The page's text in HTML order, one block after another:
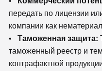
передать по лицензии
компании как
• Таможенная защита:
таможенный реестр и
контрафактной